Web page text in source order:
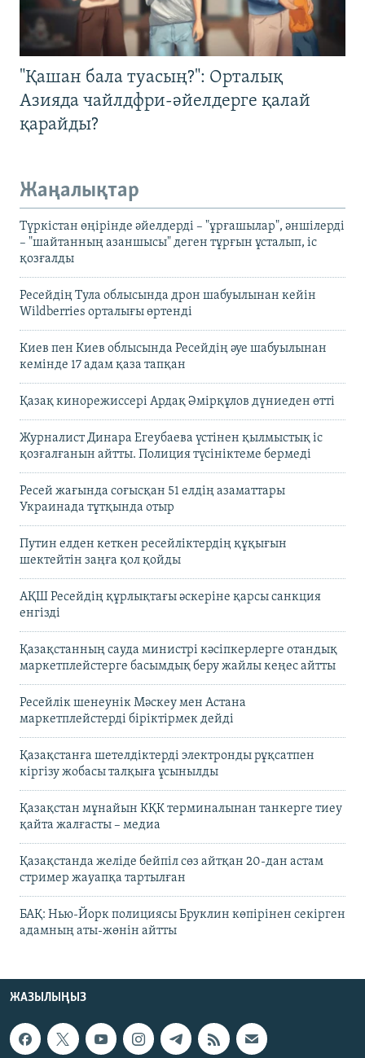
"Қашан бала туасың?": Орталық
Азияда чайлдфри-әйелдерге қалай
қарайды?
Жаңалықтар
Түркістан өңірінде әйелдерді – "ұрғашылар", әншілерді
– "шайтанның азаншысы" деген тұрғын ұсталып, іс
қозғалды
Ресейдің Тула облысында дрон шабуылынан кейін
Wildberries орталығы өртенді
Киев пен Киев облысында Ресейдің әуе шабуылынан
кемінде 17 адам қаза тапқан
Қазақ кинорежиссері Ардақ Әмірқұлов дүниеден өтті
Журналист Динара Егеубаева үстінен қылмыстық іс
қозғалғанын айтты. Полиция түсініктеме бермеді
Ресей жағында соғысқан 51 елдің азаматтары
Украинада тұтқында отыр
Путин елден кеткен ресейліктердің құқығын
шектейтін заңға қол қойды
АҚШ Ресейдің құрлықтағы әскеріне қарсы санкция
енгізді
Қазақстанның сауда министрі кәсіпкерлерге отандық
маркетплейстерге басымдық беру жайлы кеңес айтты
Ресейлік шенеунік Мәскеу мен Астана
маркетплейстерді біріктірмек дейді
Қазақстанға шетелдіктерді электронды рұқсатпен
кіргізу жобасы талқыға ұсынылды
Қазақстан мұнайын КҚК терминалынан танкерге тиеу
қайта жалғасты – медиа
Қазақстанда желіде бейпіл сөз айтқан 20-дан астам
стример жауапқа тартылған
БАҚ: Нью-Йорк полициясы Бруклин көпірінен секірген
адамның аты-жөнін айтты
ЖАЗЫЛЫҢЫЗ